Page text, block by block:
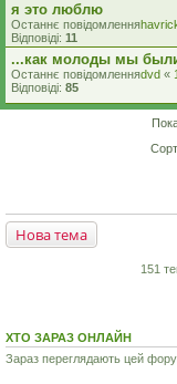
я это люблю
Останнє повідомлення
Відповіді: 11
...как молоды мы
Останнє повідомленняdvd «
Відповіді: 85
Нова тема
151
ХТО ЗАРАЗ ОНЛАЙН
Зараз переглядають цей